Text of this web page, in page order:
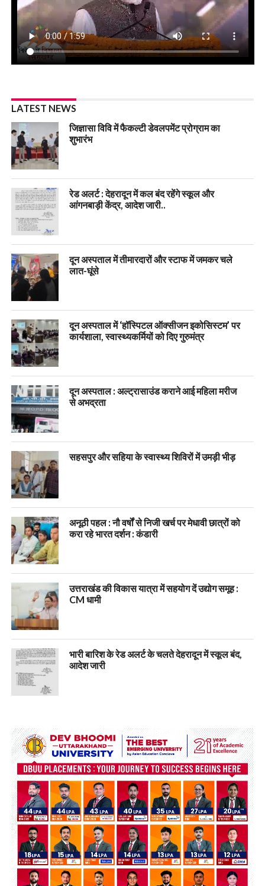
LATEST NEWS
जिज्ञासा विवि में फैकल्टी डेवलपमेंट प्रोग्राम का
शुभारंभ
रेड अलर्ट : देहरादून में कल बंद रहेंगे स्कूल और
आंगनबाड़ी केंद्र, आदेश जारी..
दून अस्पताल में तीमारदारों और स्टाफ में जमकर चले
लात-घूंसे
दून अस्पताल में ‘हॉस्पिटल ऑक्सीजन इकोसिस्टम’ पर
कार्यशाला, स्वास्थ्यकर्मियों को दिए गुरुमंत्र
दून अस्पताल : अल्ट्रासाउंड कराने आई महिला मरीज
से अभद्रता
सहसपुर और सहिया के स्वास्थ्य शिविरों में उमड़ी भीड़
अनूठी पहल : नौ वर्षों से निजी खर्च पर मेधावी छात्रों को
करा रहे भारत दर्शन : कंडारी
उत्तराखंड की विकास यात्रा में सहयोग दें उद्योग समूह :
CM धामी
भारी बारिश के रेड अलर्ट के चलते देहरादून में स्कूल बंद,
आदेश जारी